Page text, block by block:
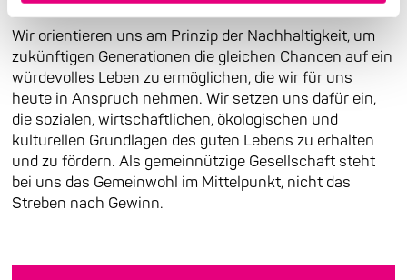
Wir orientieren uns am Prinzip der Nachhaltigkeit, um
zukünftigen Generationen die gleichen Chancen auf ein
würdevolles Leben zu ermöglichen, die wir für uns
heute in Anspruch nehmen. Wir setzen uns dafür ein,
die sozialen, wirtschaftlichen, ökologischen und
kulturellen Grundlagen des guten Lebens zu erhalten
und zu fördern. Als gemeinnützige Gesellschaft steht
bei uns das Gemeinwohl im Mittelpunkt, nicht das
Streben nach Gewinn.